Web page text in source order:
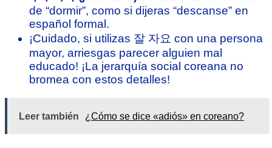
de “dormir”, como si dijeras “descanse” en
español formal.
¡Cuidado, si utilizas 잘 자요 con una persona
mayor, arriesgas parecer alguien mal
educado! ¡La jerarquía social coreana no
bromea con estos detalles!
Leer también ¿Cómo se dice «adiós» en coreano?